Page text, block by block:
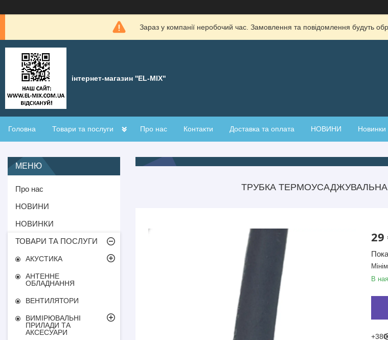
Зараз у компанії неробочий час. Замовлення та повідомлення будуть
інтернет-магазин ''EL-MIX"
Головна Товари та послуги Про нас Контакти Доставка та оплата НОВИНИ Новинки
ТРУБКА ТЕРМОУСАДЖУВАЛЬНА
29
В
Про нас
НОВИНИ
НОВИНКИ
ТОВАРИ ТА ПОСЛУГИ
АКУСТИКА
АНТЕННЕ
ОБЛАДНАННЯ
ВЕНТИЛЯТОРИ
ВИМІРЮВАЛЬНІ
ПРИЛАДИ ТА
АКСЕСУАРИ